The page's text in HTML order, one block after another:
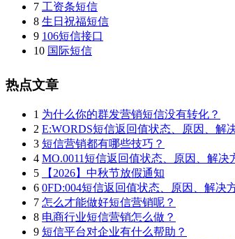
7 工资条短信
8 生日祝福短信
9 106短信接口
10 国际短信
热点文章
1 为什么你的群发营销短信没有转化？
2 E:WORDS短信返回值状态、原因、解
3 短信营销都有哪些技巧？
4 MO.0011短信返回值状态、原因、解决
5
【2026】中秋节放假通知
6 0FD:004短信返回值状态、原因、解决
7 怎么才能做好短信营销呢？
8 电商行业短信营销怎么做？
9 短信平台对企业有什么帮助？